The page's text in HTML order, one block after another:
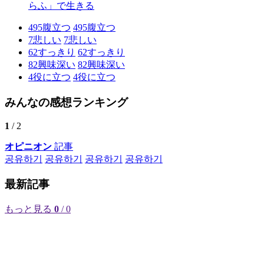
らふ」で生きる
495腹立つ 495腹立つ
7悲しい 7悲しい
62すっきり 62すっきり
82興味深い 82興味深い
4役に立つ 4役に立つ
みんなの感想ランキング
1 / 2
オピニオン 記事
공유하기
공유하기 공유하기 공유하기
最新記事
もっと見る 0 / 0